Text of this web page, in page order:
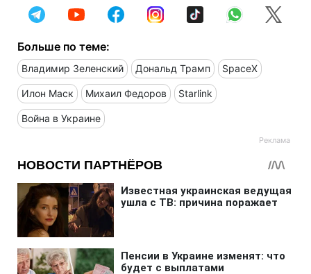
Больше по теме:
Владимир Зеленский Дональд Трамп SpaceX
Илон Маск Михаил Федоров Starlink
Война в Украине